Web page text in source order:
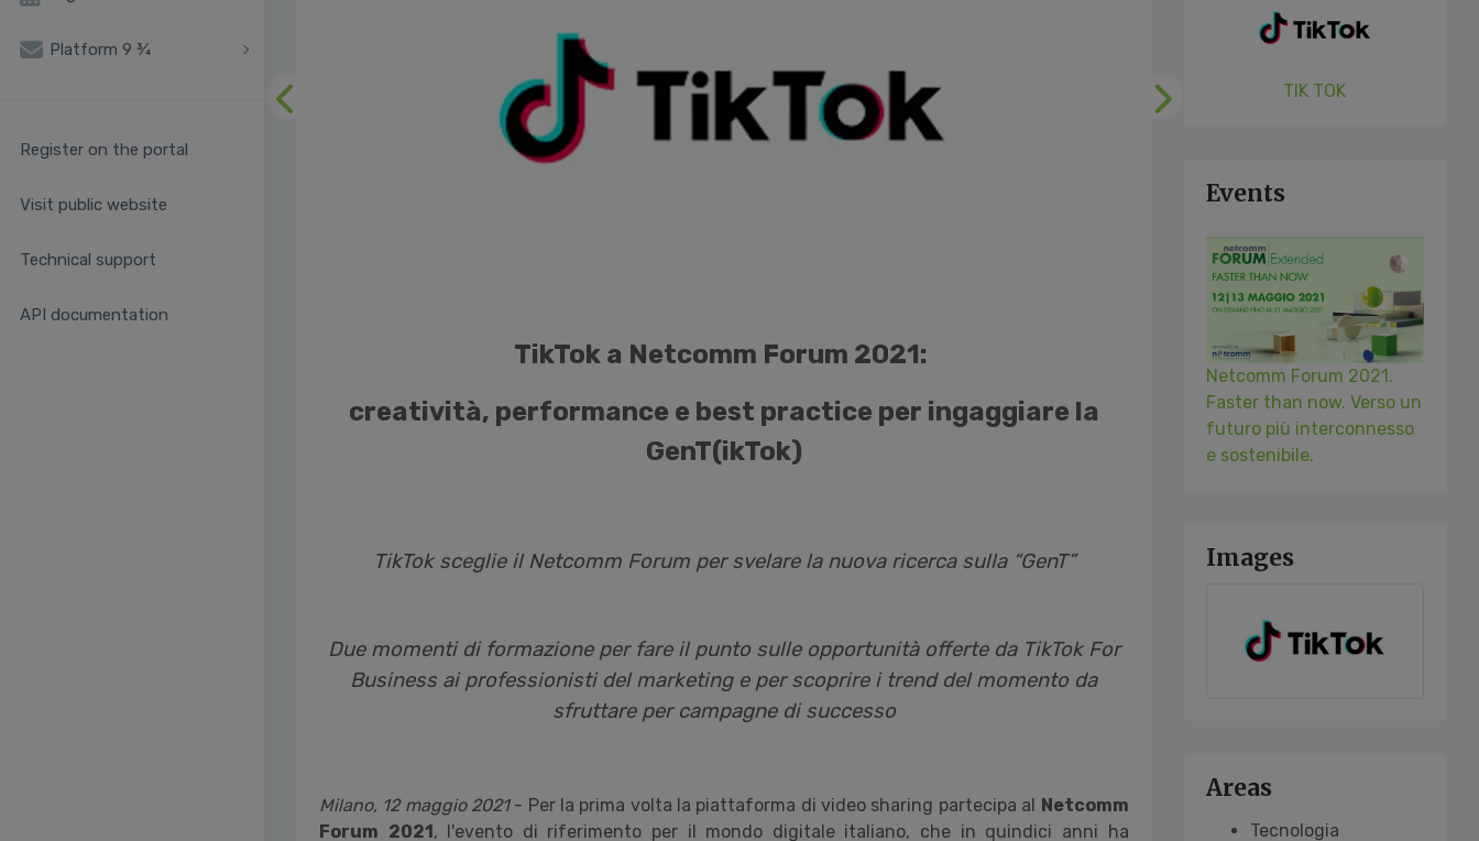
Platform 9 ¾
Register on the portal
Visit public website
Technical support
API documentation
Previous Following
TikTok a Netcomm Forum 2021:
creatività, performance e best practice per ingaggiare la
GenT(ikTok)
TikTok sceglie il Netcomm Forum per svelare la nuova ricerca sulla “GenT”
Due momenti di formazione per fare il punto sulle opportunità offerte da TikTok For
Business ai professionisti del marketing e per scoprire i trend del momento da
sfruttare per campagne di successo
Milano, 12 maggio 2021- Per la prima volta la piattaforma di video sharing partecipa al Netcomm
Forum 2021, l'evento di riferimento per il mondo digitale italiano, che in quindici anni ha
TIK TOK
Events
Netcomm Forum 2021.
Faster than now. Verso un
futuro più interconnesso
e sostenibile.
Images
Areas
Tecnologia